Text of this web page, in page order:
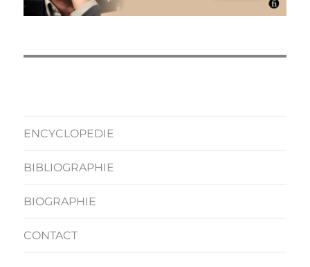
ENCYCLOPEDIE
BIBLIOGRAPHIE
BIOGRAPHIE
CONTACT